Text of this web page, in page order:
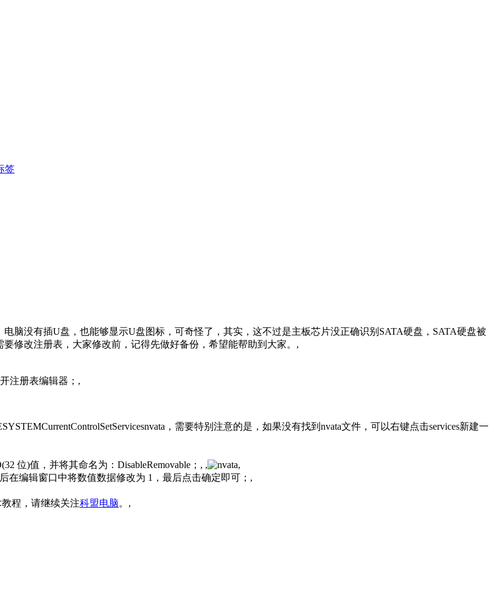
签
脑没有插U盘，也能够显示U盘图标，可奇怪了，其实，这不过是主板芯片没正确识别SATA硬盘，SATA硬盘被
修改注册表，大家修改前，记得先做好备份，希望能帮助到大家。,
注册表编辑器；,
，需要特别注意的是，如果没有找到nvata文件，可以右键点击services新建一
位)值，并将其命名为：DisableRemovable；, ,
,
在编辑窗口中将数值数据修改为 1，最后点击确定即可；,
程，请继续关注科盟电脑。,